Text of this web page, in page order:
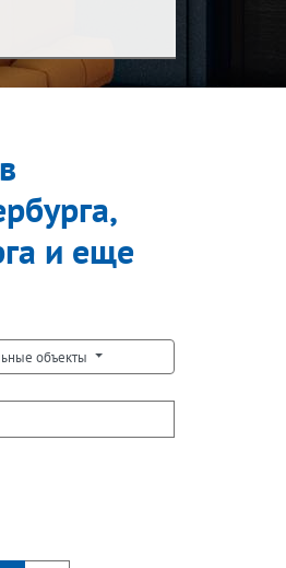
и еще
объекты